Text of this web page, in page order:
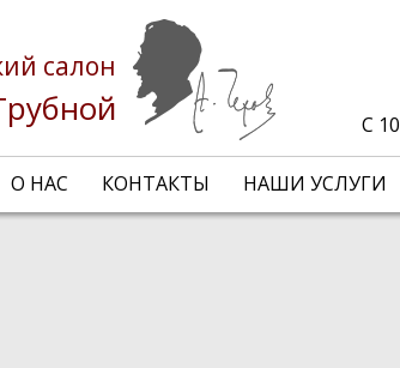
салон
О НАС КОНТАКТЫ НАШИ УСЛУГИ
С